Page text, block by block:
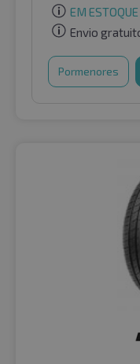
EM ESTOQUE
Envio
Pormenores